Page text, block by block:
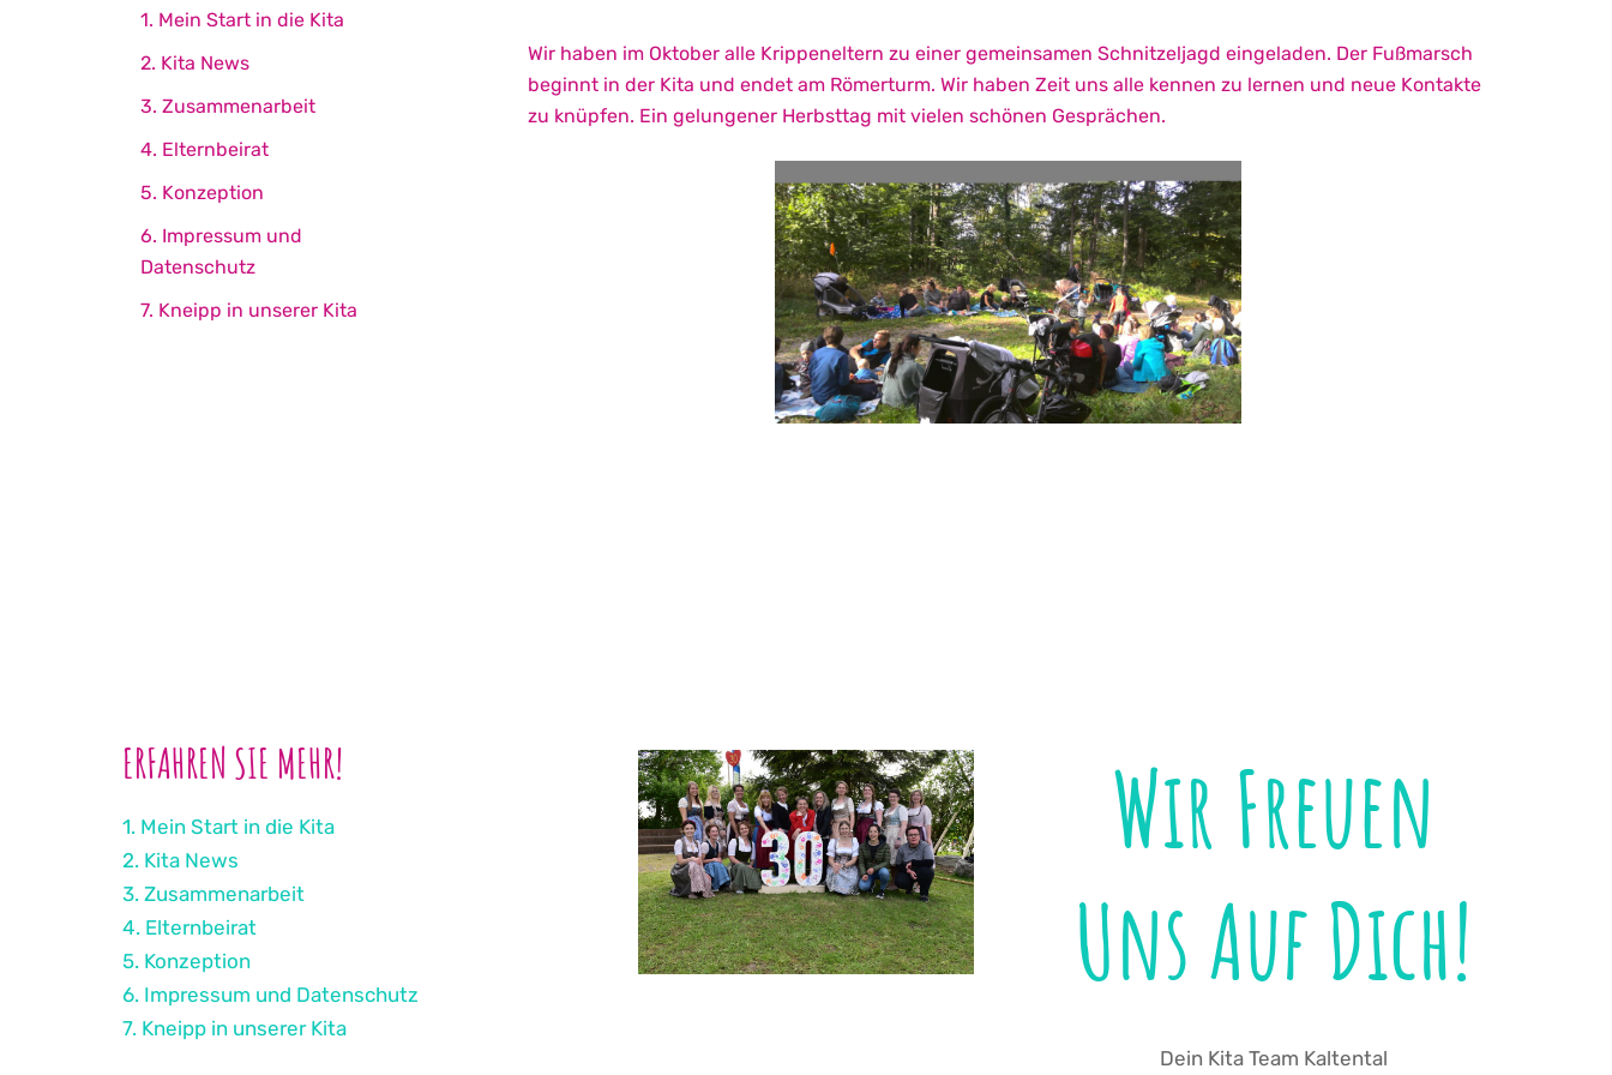
Wir haben im Oktober alle Krippeneltern zu einer gemeinsamen Schnitzeljagd eingeladen. Der Fußmarsch
beginnt in der Kita und endet am Römerturm. Wir haben Zeit uns alle kennen zu lernen und neue Kontakte
zu knüpfen. Ein gelungener Herbsttag mit vielen schönen Gesprächen.
1. Mein Start in die Kita
2. Kita News
3. Zusammenarbeit
4. Elternbeirat
5. Konzeption
6. Impressum und
Datenschutz
7. Kneipp in unserer Kita
ERFAHREN SIE MEHR!
1. Mein Start in die Kita
2. Kita News
3. Zusammenarbeit
4. Elternbeirat
5. Konzeption
6. Impressum und Datenschutz
7. Kneipp in unserer Kita
Wir Freuen
Uns Auf Dich!
Dein Kita Team Kaltental